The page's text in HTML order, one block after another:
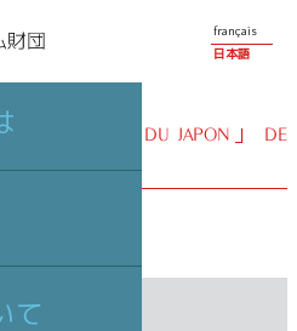
français
日本語
て
LES JARDINS DU JAPON」 DE